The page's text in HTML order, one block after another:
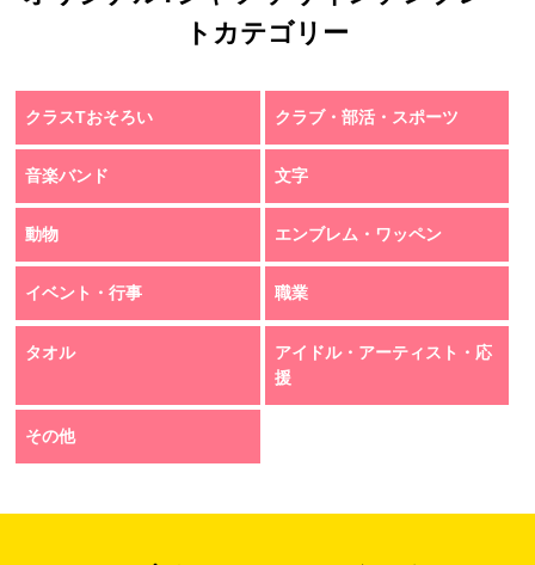
トカテゴリー
クラスTおそろい クラブ・部活・スポーツ
音楽バンド 文字
動物 エンブレム・ワッペン
イベント・行事 職業
タオル
アイドル・アーティスト・応
援
その他